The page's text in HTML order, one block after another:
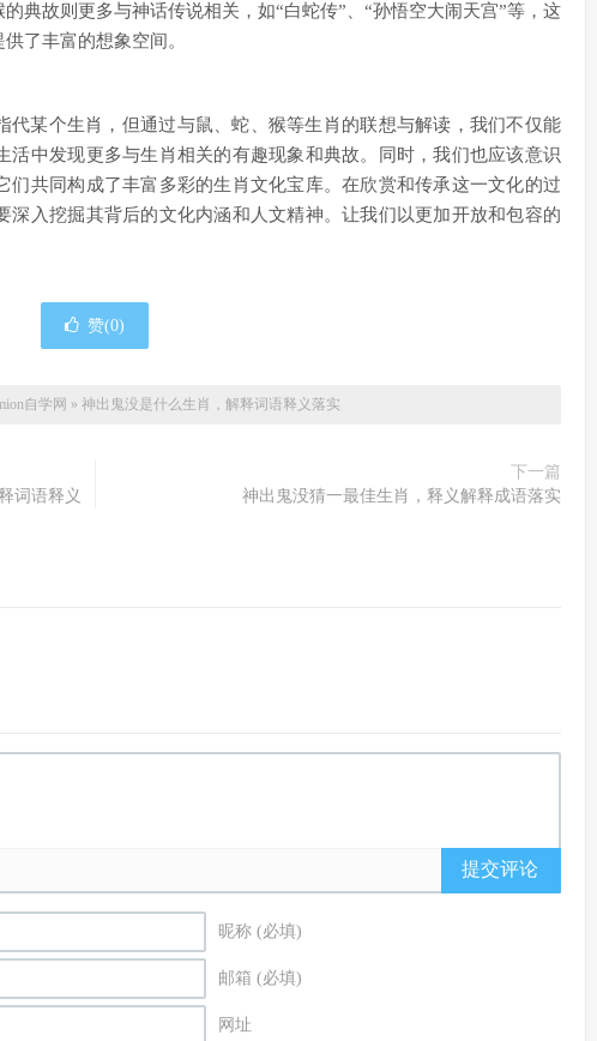
典故则更多与神话传说相关，如“白蛇传”、“孙悟空大闹天宫”等，这
了丰富的想象空间。
代某个生肖，但通过与鼠、蛇、猴等生肖的联想与解读，我们不仅能
中发现更多与生肖相关的有趣现象和典故。同时，我们也应该意识
共同构成了丰富多彩的生肖文化宝库。在欣赏和传承这一文化的过
入挖掘其背后的文化内涵和人文精神。让我们以更加开放和包容的
赞(0)
自学网 » 神出鬼没是什么生肖，解释词语释义落实
词语释义
下一篇
神出鬼没猜一最佳生肖，释义解释成语落实
提交评论
昵称 (必填)
邮箱 (必填)
网址